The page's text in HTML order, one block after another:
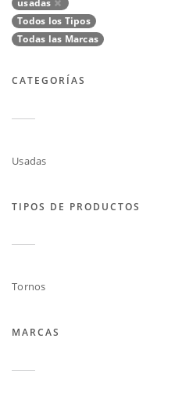
usadas
Todos los Tipos
Todas las Marcas
CATEGORÍAS
Usadas
TIPOS DE PRODUCTOS
Tornos
MARCAS